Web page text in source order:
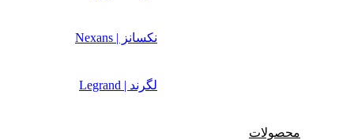
نکسانز | Nexans
لگرند | Legrand
محصولات